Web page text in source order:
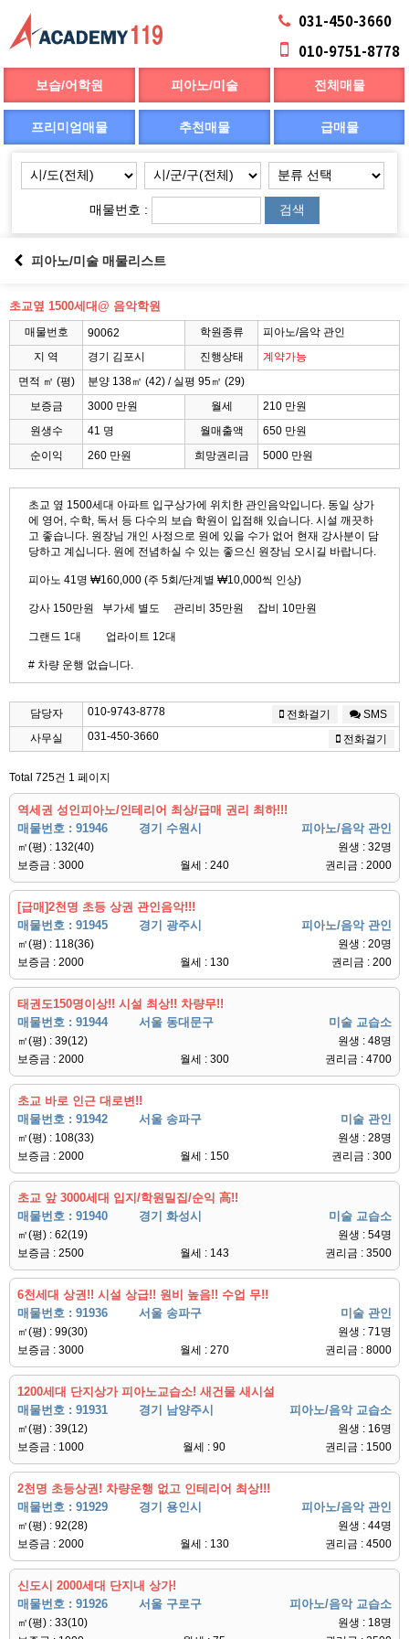
031-450-3660
010-9751-8778
보습/어학원 피아노/미술 전체매물
프리미엄매물 추천매물 급매물
매물번호 : 검색
피아노/미술 매물리스트
초교옆 1500세대@ 음악학원
매물번호 90062 학원종류
피아노/음악 관인
지 역
경기 김포시 진행상태
계약가능
면적 ㎡ (평)
분양 138㎡ (42) / 실평 95㎡ (29)
보증금
3000 만원 월세
210 만원
원생수
41 명 월매출액
650 만원
순이익
260 만원 희망권리금 5000 만원
초교 옆 1500세대 아파트 입구상가에 위치한 관인음악입니다. 동일 상가
에 영어, 수학, 독서 등 다수의 보습 학원이 입점해 있습니다. 시설 깨끗하
고 좋습니다. 원장님 개인 사정으로 원에 있을 수가 없어 현재 강사분이 담
당하고 계십니다. 원에 전념하실 수 있는 좋으신 원장님 오시길 바랍니다.
피아노 41명 ₩160,000 (주 5회/단계별 ₩10,000씩 인상)
강사 150만원 부가세 별도 관리비 35만원 잡비 10만원
그랜드 1대 업라이트 12대
# 차량 운행 없습니다.
담당자 010-9743-8778 SMS
전화걸기
사무실
031-450-3660 전화걸기
Total 725건 1 페이지
역세권 성인피아노/인테리어 최상/급매 권리 최하!!!
매물번호 : 91946
경기 수원시 피아노/음악 관인
㎡(평) : 132(40)
원생 : 32명
보증금 : 3000
월세 : 240 권리금 : 2000
[급매]2천명 초등 상권 관인음악!!!
매물번호 : 91945
경기 광주시 피아노/음악 관인
㎡(평) : 118(36)
원생 : 20명
보증금 : 2000
월세 : 130 권리금 : 200
태권도150명이상!! 시설 최상!! 차량무!!
매물번호 : 91944
서울 동대문구 미술 교습소
㎡(평) : 39(12)
원생 : 48명
보증금 : 2000
월세 : 300 권리금 : 4700
초교 바로 인근 대로변!!
매물번호 : 91942
서울 송파구 미술 관인
㎡(평) : 108(33)
원생 : 28명
보증금 : 2000
월세 : 150 권리금 : 300
초교 앞 3000세대 입지/학원밀집/순익 高!!
매물번호 : 91940
경기 화성시 미술 교습소
㎡(평) : 62(19)
원생 : 54명
보증금 : 2500
월세 : 143 권리금 : 3500
6천세대 상권!! 시설 상급!! 원비 높음!! 수업 무!!
매물번호 : 91936
서울 송파구 미술 관인
㎡(평) : 99(30)
원생 : 71명
보증금 : 3000
월세 : 270 권리금 : 8000
1200세대 단지상가 피아노교습소! 새건물 새시설
매물번호 : 91931
경기 남양주시 피아노/음악 교습소
㎡(평) : 39(12)
원생 : 16명
보증금 : 1000
월세 : 90 권리금 : 1500
2천명 초등상권! 차량운행 없고 인테리어 최상!!!
매물번호 : 91929
경기 용인시 피아노/음악 관인
㎡(평) : 92(28)
원생 : 44명
보증금 : 2000
월세 : 130 권리금 : 4500
신도시 2000세대 단지내 상가!
매물번호 : 91926
서울 구로구 피아노/음악 교습소
㎡(평) : 33(10)
원생 : 18명